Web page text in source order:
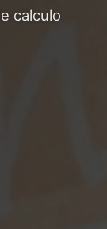
calculo